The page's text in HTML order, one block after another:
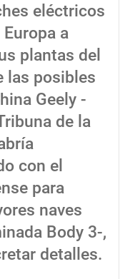
eléctricos
a
plantas del
las posibles
Geely -
de la
con el
para
naves
Body 3-,
detalles.